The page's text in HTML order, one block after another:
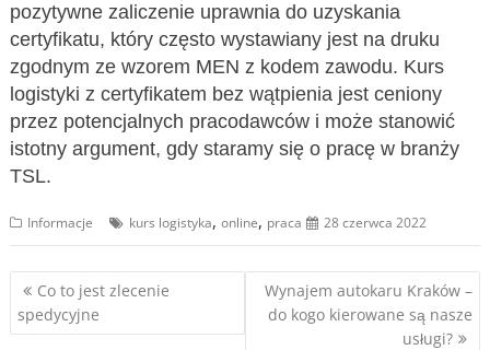
pozytywne zaliczenie uprawnia do uzyskania
certyfikatu, który często wystawiany jest na druku
zgodnym ze wzorem MEN z kodem zawodu. Kurs
logistyki z certyfikatem bez wątpienia jest ceniony
przez potencjalnych pracodawców i może stanowić
istotny argument, gdy staramy się o pracę w branży
TSL.
Informacje kurs logistyka,online, praca 28 czerwca 2022
Nawigacja
wpisu
Co to jest zlecenie
spedycyjne
Wynajem autokaru Kraków –
do kogo kierowane są nasze
usługi?